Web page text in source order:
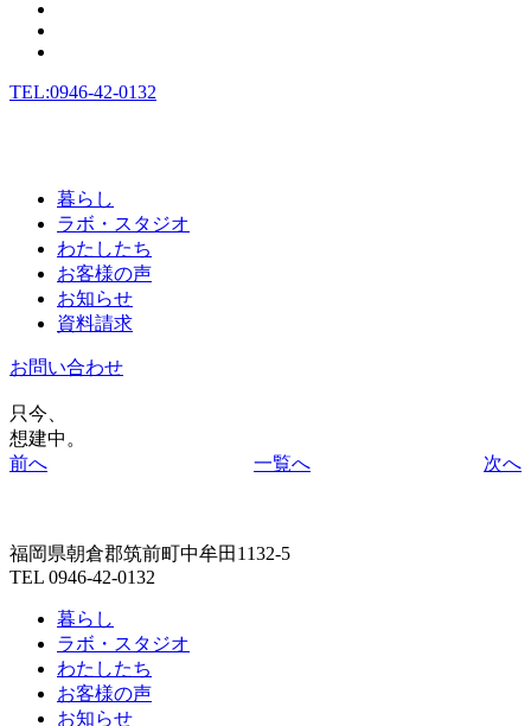
TEL:0946-42-0132
暮らし
ラボ・スタジオ
わたしたち
お客様の声
お知らせ
資料請求
お問い合わせ
只今、
想建中。
前へ
一覧へ 次へ
福岡県朝倉郡筑前町中牟田1132-5
TEL 0946-42-0132
暮らし
ラボ・スタジオ
わたしたち
お客様の声
お知らせ